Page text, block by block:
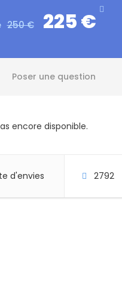
250 € 225 €
Poser une question
encore disponible.
d'envies 2792